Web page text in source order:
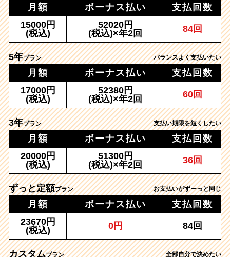
月額 ボーナス払い
支払回数
15000円
(税込)
52020円
(税込)×年2回
84回
5年プラン バランスよく支払いたい
月額 ボーナス払い
支払回数
17000円
(税込)
52380円
(税込)×年2回
60回
3年プラン 支払い期限を短くしたい
月額 ボーナス払い
支払回数
20000円
(税込)
51300円
(税込)×年2回
36回
ずっと定額プラン お支払いがずーっと同じ
月額 ボーナス払い
支払回数
23670円
(税込)
0円 84回
カスタムプラン 全部自分で決めたい